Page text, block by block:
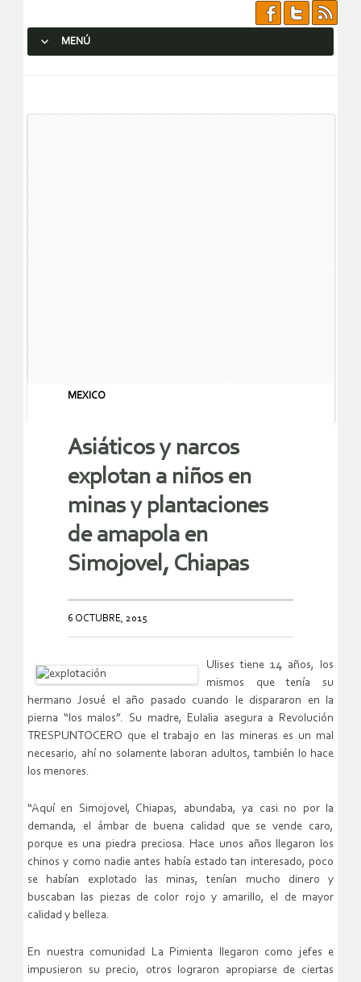
MENÚ
MEXICO
Asiáticos y narcos
explotan a niños en
minas y plantaciones
de amapola en
Simojovel, Chiapas
6 OCTUBRE, 2015
Ulises tiene 14 años, los
mismos que tenía su
hermano Josué el año pasado cuando le dispararon en la
pierna “los malos”. Su madre, Eulalia asegura a Revolución
TRESPUNTOCERO que el trabajo en las mineras es un mal
necesario, ahí no solamente laboran adultos, también lo hace
los menores.
“Aquí en Simojovel, Chiapas, abundaba, ya casi no por la
demanda, el ámbar de buena calidad que se vende caro,
porque es una piedra preciosa. Hace unos años llegaron los
chinos y como nadie antes había estado tan interesado, poco
se habían explotado las minas, tenían mucho dinero y
buscaban las piezas de color rojo y amarillo, el de mayor
calidad y belleza.
En nuestra comunidad La Pimienta llegaron como jefes e
impusieron su precio, otros lograron apropiarse de ciertas